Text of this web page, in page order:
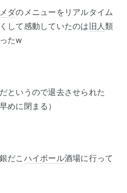
ダのメニューをリアルタイム
して感動していたのは 旧人類
たw
というので退去させられた
めに閉まる）
だこ ハイボール酒場に行って